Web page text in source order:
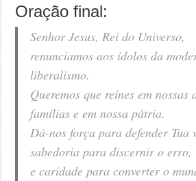
Oração final:
Senhor Jesus, Rei do Universo,
renunciamos aos ídolos da
liberalismo.
Queremos que reines em nossas
famílias e em nossa pátria.
Dá-nos força para defender Tua
sabedoria para discernir o erro,
e caridade para converter o